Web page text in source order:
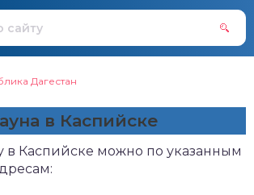
Дагестан
в Каспийске
в Каспийске можно по указанным